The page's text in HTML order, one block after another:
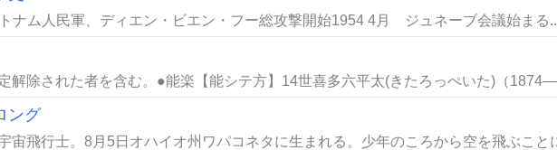
ナム人民軍、ディエン・ビエン・フー総攻撃開始1954 4月 ジュネーブ会議始まる
解除された者を含む。●能楽【能シテ方】14世喜多六平太(きたろっぺいた)（
ング
宙飛行士。8月5日オハイオ州ワパコネタに生まれる。少年のころから空を飛ぶこと